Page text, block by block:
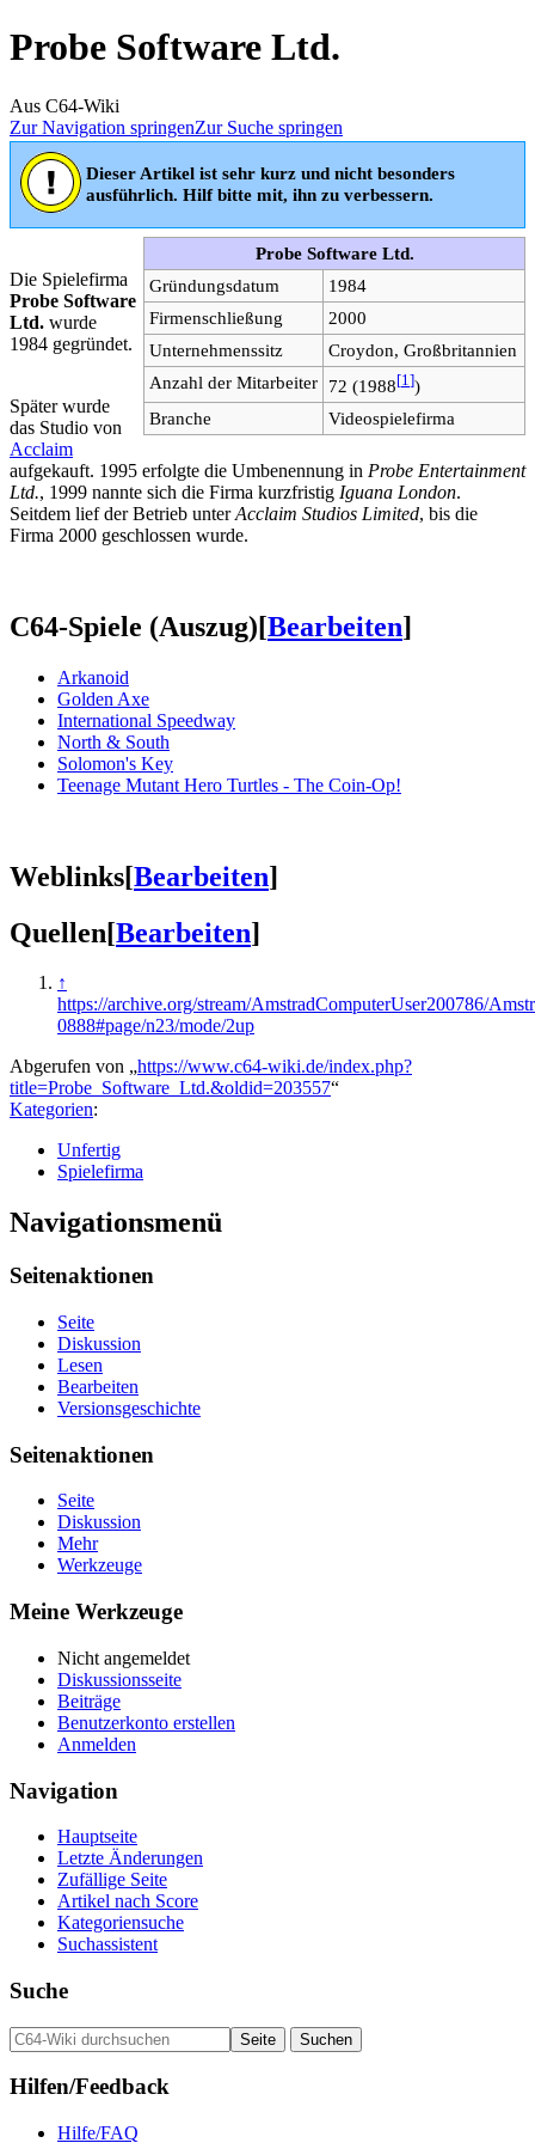
Probe Software Ltd.
Aus C64-Wiki
Zur Navigation springenZur Suche springen
Dieser Artikel ist sehr kurz und nicht besonders
ausführlich. Hilf bitte mit, ihn zu verbessern.
Probe Software Ltd.
Gründungsdatum
1984
Firmenschließung
2000
Unternehmenssitz
Croydon, Großbritannien
Anzahl der Mitarbeiter 72 (1988[1])
Branche
Videospielefirma
Die Spielefirma
Probe Software
Ltd. wurde
1984 gegründet.
Später wurde
das Studio von
Acclaim
aufgekauft. 1995 erfolgte die Umbenennung in Probe Entertainment
Ltd., 1999 nannte sich die Firma kurzfristig Iguana London.
Seitdem lief der Betrieb unterAcclaim Studios Limited, bis die
Firma 2000 geschlossen wurde.
C64-Spiele (Auszug)[Bearbeiten]
Arkanoid
Golden Axe
International Speedway
North & South
Solomon's Key
Teenage Mutant Hero Turtles - The Coin-Op!
Weblinks[Bearbeiten]
Quellen[Bearbeiten]
↑
https://archive.org/stream/AmstradComputerUser200786/
0888#page/n23/mode/2up
Abgerufen von „https://www.c64-wiki.de/index.php?
title=Probe_Software_Ltd.&oldid=203557“
Kategorien:
Unfertig
Spielefirma
Navigationsmenü
Seitenaktionen
Seite
Diskussion
Lesen
Bearbeiten
Versionsgeschichte
Seitenaktionen
Seite
Diskussion
Mehr
Werkzeuge
Meine Werkzeuge
Nicht angemeldet
Diskussionsseite
Beiträge
Benutzerkonto erstellen
Anmelden
Navigation
Hauptseite
Letzte Änderungen
Zufällige Seite
Artikel nach Score
Kategoriensuche
Suchassistent
Suche
Hilfen/Feedback
Hilfe/FAQ